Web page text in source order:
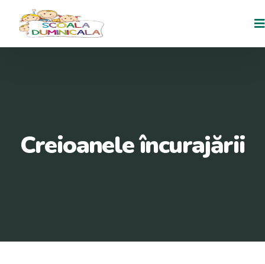
Creioanele încurajării